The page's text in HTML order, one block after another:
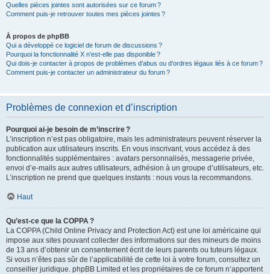
Quelles pièces jointes sont autorisées sur ce forum ?
Comment puis-je retrouver toutes mes pièces jointes ?
À propos de phpBB
Qui a développé ce logiciel de forum de discussions ?
Pourquoi la fonctionnalité X n’est-elle pas disponible ?
Qui dois-je contacter à propos de problèmes d’abus ou d’ordres légaux liés à ce forum ?
Comment puis-je contacter un administrateur du forum ?
Problèmes de connexion et d’inscription
Pourquoi ai-je besoin de m’inscrire ?
L’inscription n’est pas obligatoire, mais les administrateurs peuvent réserver la
publication aux utilisateurs inscrits. En vous inscrivant, vous accédez à des
fonctionnalités supplémentaires : avatars personnalisés, messagerie privée,
envoi d’e-mails aux autres utilisateurs, adhésion à un groupe d’utilisateurs, etc.
L’inscription ne prend que quelques instants : nous vous la recommandons.
Haut
Qu’est-ce que la COPPA ?
La COPPA (Child Online Privacy and Protection Act) est une loi américaine qui
impose aux sites pouvant collecter des informations sur des mineurs de moins
de 13 ans d’obtenir un consentement écrit de leurs parents ou tuteurs légaux.
Si vous n’êtes pas sûr de l’applicabilité de cette loi à votre forum, consultez un
conseiller juridique. phpBB Limited et les propriétaires de ce forum n’apportent